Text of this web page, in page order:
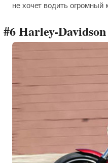
не хочет водить
#6 Harley-